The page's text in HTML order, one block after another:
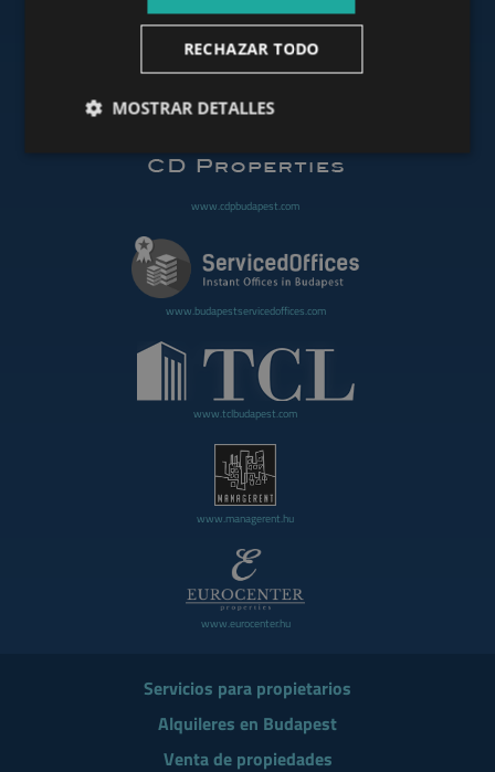
www.budapestoffices.net
www.budapestpropertysellers.com
www.cdpbudapest.com
www.budapestservicedoffices.com
www.tclbudapest.com
www.managerent.hu
www.eurocenter.hu
Servicios para propietarios
Alquileres en Budapest
Venta de propiedades
RECHAZAR TODO
MOSTRAR DETALLES